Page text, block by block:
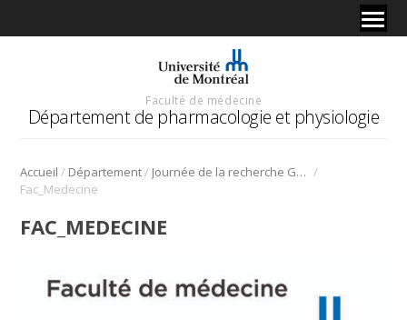
Faculté de médecine
Département de pharmacologie et physiologie
Accueil / Département/ Journée de la recherche Gabriel L. Plaa /
Fac_Medecine
FAC_MEDECINE